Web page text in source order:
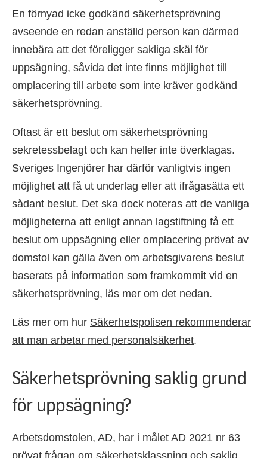
En förnyad icke godkänd säkerhetsprövning
avseende en redan anställd person kan därmed
innebära att det föreligger sakliga skäl för
uppsägning, såvida det inte finns möjlighet till
omplacering till arbete som inte kräver godkänd
säkerhetsprövning.
Oftast är ett beslut om säkerhetsprövning
sekretessbelagt och kan heller inte överklagas.
Sveriges Ingenjörer har därför vanligtvis ingen
möjlighet att få ut underlag eller att ifrågasätta ett
sådant beslut. Det ska dock noteras att de vanliga
möjligheterna att enligt annan lagstiftning få ett
beslut om uppsägning eller omplacering prövat av
domstol kan gälla även om arbetsgivarens beslut
baserats på information som framkommit vid en
säkerhetsprövning, läs mer om det nedan.
Läs mer om hur Säkerhetspolisen rekommenderar
att man arbetar med personalsäkerhet.
Säkerhetsprövning saklig grund
för uppsägning?
Arbetsdomstolen, AD, har i målet AD 2021 nr 63
prövat frågan om säkerhetsklassning och saklig